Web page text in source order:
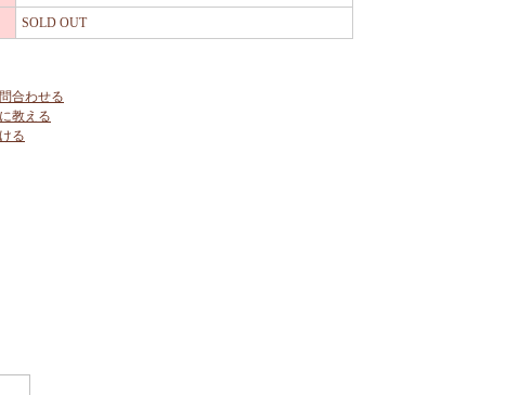
SOLD OUT
合わせる
教える
る